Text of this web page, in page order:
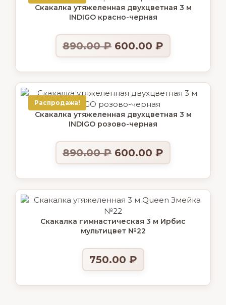
Скакалка утяжеленная двухцветная 3 м
INDIGO красно-черная
890.00₽ 600.00 ₽
Распродажа!
Скакалка утяжеленная двухцветная 3 м
INDIGO розово-черная
890.00₽ 600.00 ₽
Скакалка гимнастическая 3 м Ирбис
мультицвет №22
750.00 ₽